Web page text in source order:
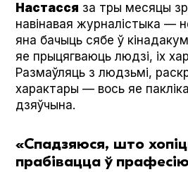
Настасся за тры месяцы
навінавая журналістыка —
яна бачыць сябе ў
яе прыцягваюць людзі, іх
Размаўляць з людзьмі,
характары — вось яе
дзяўчына.
«Спадзяюся, што
прабівацца ў